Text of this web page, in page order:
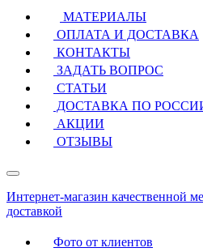
МАТЕРИАЛЫ
ОПЛАТА И ДОСТАВКА
КОНТАКТЫ
ЗАДАТЬ ВОПРОС
СТАТЬИ
ДОСТАВКА ПО
АКЦИИ
ОТЗЫВЫ
Интернет-магазин качественной
доставкой
Фото от клиентов